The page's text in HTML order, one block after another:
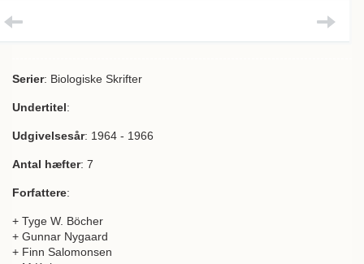
Serier: Biologiske Skrifter
Undertitel:
Udgivelsesår: 1964 - 1966
Antal hæfter: 7
Forfattere:
+ Tyge W. Böcher
+ Gunnar Nygaard
+ Finn Salomonsen